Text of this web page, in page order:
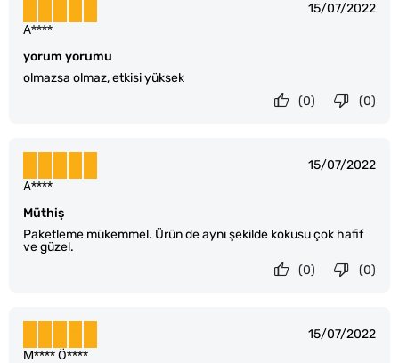
15/07/2022
yorum yorumu
olmazsa olmaz, etkisi yüksek
A****
(0)
(0)
15/07/2022
Müthiş
Paketleme mükemmel. Ürün de aynı şekilde kokusu çok hafif
ve güzel.
A****
(0)
(0)
15/07/2022
M**** Ö****